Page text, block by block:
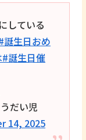
している
誕生日おめ
#誕生日催
だい児
14, 2025